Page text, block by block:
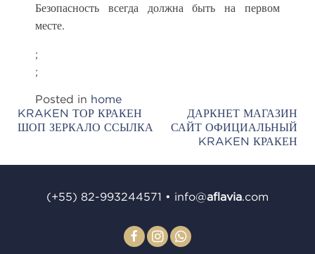
Безопасность всегда должна быть на первом
месте.
;
;
Posted in home
Post
navigation
KRAKEN ТОР КРАКЕН
ШОП ЗЕРКАЛО ССЫЛКА
ДАРКНЕТ МАГАЗИН
САЙТ ОФИЦИАЛЬНЫЙ
KRAKEN КРАКЕН
(+55) 82-993244571 • info@aﬂavia.com